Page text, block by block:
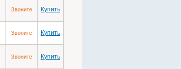
Звоните Купить
Звоните Купить
Звоните Купить